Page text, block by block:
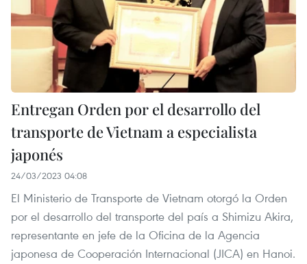
Entregan Orden por el desarrollo del
transporte de Vietnam a especialista
japonés
24/03/2023 04:08
El Ministerio de Transporte de Vietnam otorgó la Orden
por el desarrollo del transporte del país a Shimizu Akira,
representante en jefe de la Oficina de la Agencia
japonesa de Cooperación Internacional (JICA) en Hanoi.